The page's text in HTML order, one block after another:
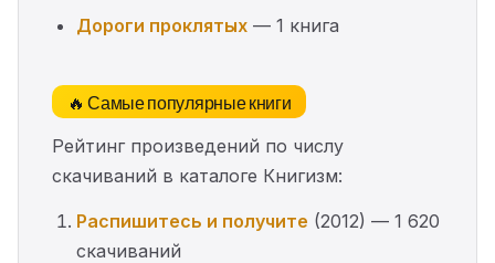
Дороги проклятых — 1 книга
🔥 Самые популярные книги
Рейтинг произведений по числу
скачиваний в каталоге Книгизм:
Распишитесь и получите (2012) — 1 620
скачиваний